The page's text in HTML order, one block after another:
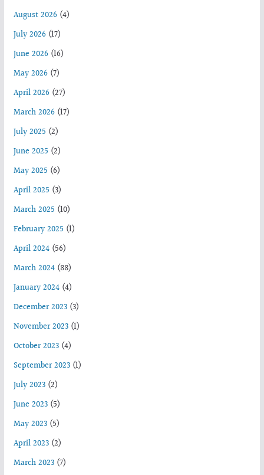
August 2026(4)
July 2026(17)
June 2026(16)
May 2026(7)
April 2026(27)
March 2026(17)
July 2025 (2)
June 2025 (2)
May 2025 (6)
April 2025 (3)
March 2025 (10)
February 2025 (1)
April 2024(56)
March 2024(88)
January 2024(4)
December 2023(3)
November 2023(1)
October 2023(4)
September 2023(1)
July 2023(2)
June 2023(5)
May 2023(5)
April 2023(2)
March 2023(7)